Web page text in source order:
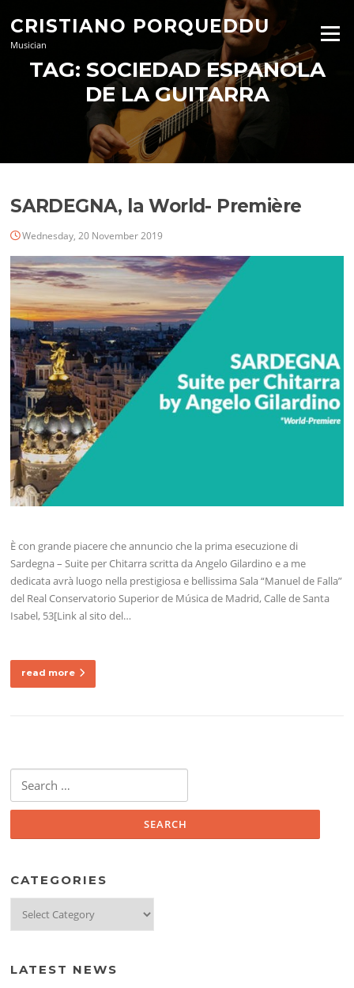
content
CRISTIANO PORQUEDDU
Musician
Menu
TAG: SOCIEDAD ESPANOLA
DE LA GUITARRA
SARDEGNA, la World- Première
Wednesday, 20 November 2019
È con grande piacere che annuncio che la prima esecuzione di
Sardegna – Suite per Chitarra scritta da Angelo Gilardino e a me
dedicata avrà luogo nella prestigiosa e bellissima Sala “Manuel de Falla”
del Real Conservatorio Superior de Música de Madrid, Calle de Santa
Isabel, 53[Link al sito del…
read more
for:
CATEGORIES
LATEST NEWS